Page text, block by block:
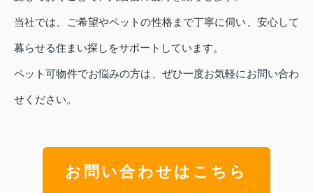
当社では、ご希望やペットの性格まで丁寧に伺い、安心して
暮らせる住まい探しをサポートしています。
ペット可物件でお悩みの方は、ぜひ一度お気軽にお問い合わ
せください。
お問い合わせはこちら